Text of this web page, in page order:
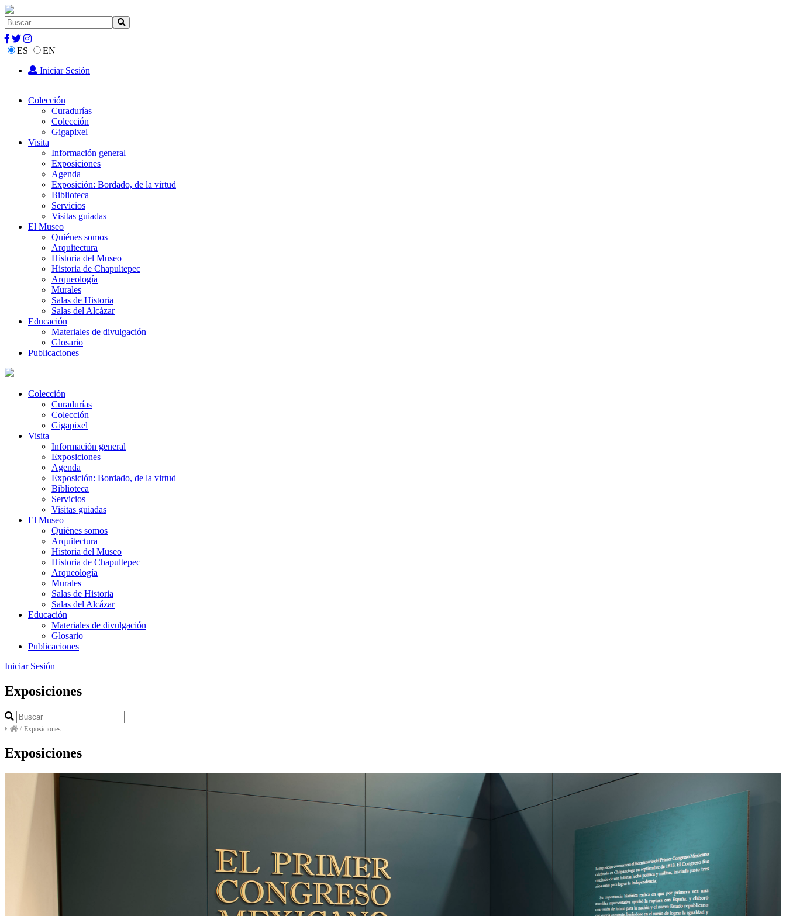
ES
EN
Iniciar Sesión
Colección
Curadurías
Colección
Gigapixel
Visita
Información general
Exposiciones
Agenda
Exposición: Bordado, de la virtud
Biblioteca
Servicios
Visitas guiadas
El Museo
Quiénes somos
Arquitectura
Historia del Museo
Historia de Chapultepec
Arqueología
Murales
Salas de Historia
Salas del Alcázar
Educación
Materiales de divulgación
Glosario
Publicaciones
Colección
Curadurías
Colección
Gigapixel
Visita
Información general
Exposiciones
Agenda
Exposición: Bordado, de la virtud
Biblioteca
Servicios
Visitas guiadas
El Museo
Quiénes somos
Arquitectura
Historia del Museo
Historia de Chapultepec
Arqueología
Murales
Salas de Historia
Salas del Alcázar
Educación
Materiales de divulgación
Glosario
Publicaciones
Iniciar Sesión
Exposiciones
/ Exposiciones
Exposiciones